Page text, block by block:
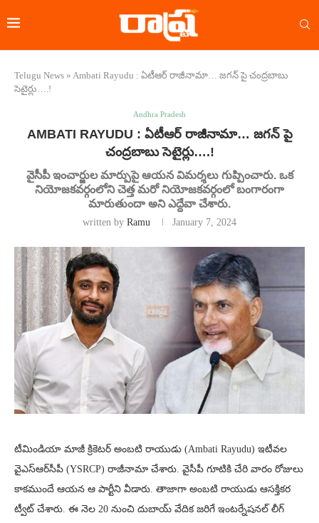
Telugu News » Ambati Rayudu : ఏటీఆర్ రాజీనామా… జగన్ పై చంద్రబాబు
సెటైర్లు….!
Andhra Pradesh
AMBATI RAYUDU : ఏటీఆర్ రాజీనామా… జగన్ పై
చంద్రబాబు సెటైర్లు….!
వైసీపీ ఇంచార్జుల మార్పుపై ఆయన విమర్శలు గుప్పించారు. ఒక
నియోజకవర్గంలోని చెత్త మరో నియోజకవర్గంలో బంగారంగా
మారుతుందా అని ఎద్దేవా చేశారు.
written by Ramu January 7, 2024
టీమిండియా మాజీ క్రికెటర్ అంబటి రాయుడు (Ambati Rayudu) ఇటీవల
వైఎస్ఆర్‌సీపీ (YSRCP) రాజీనామా చేశారు. వైసీపీ గూటికి చేరి వారం రోజులు
కాకముందే ఆయన ఆ పార్టీని వీడారు. తాజాగా అంబటి రాయుడు ఆసక్తికర
ట్వీట్ చేశారు. ఈ నెల 20 నుంచి దుబాయ్ వేదిక జరిగే ఇంటర్నేషనల్ లీగ్